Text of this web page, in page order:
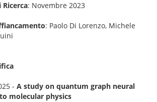
: Novembre 2023
: Paolo Di Lorenzo, Michele
- A study on quantum graph neural
molecular physics